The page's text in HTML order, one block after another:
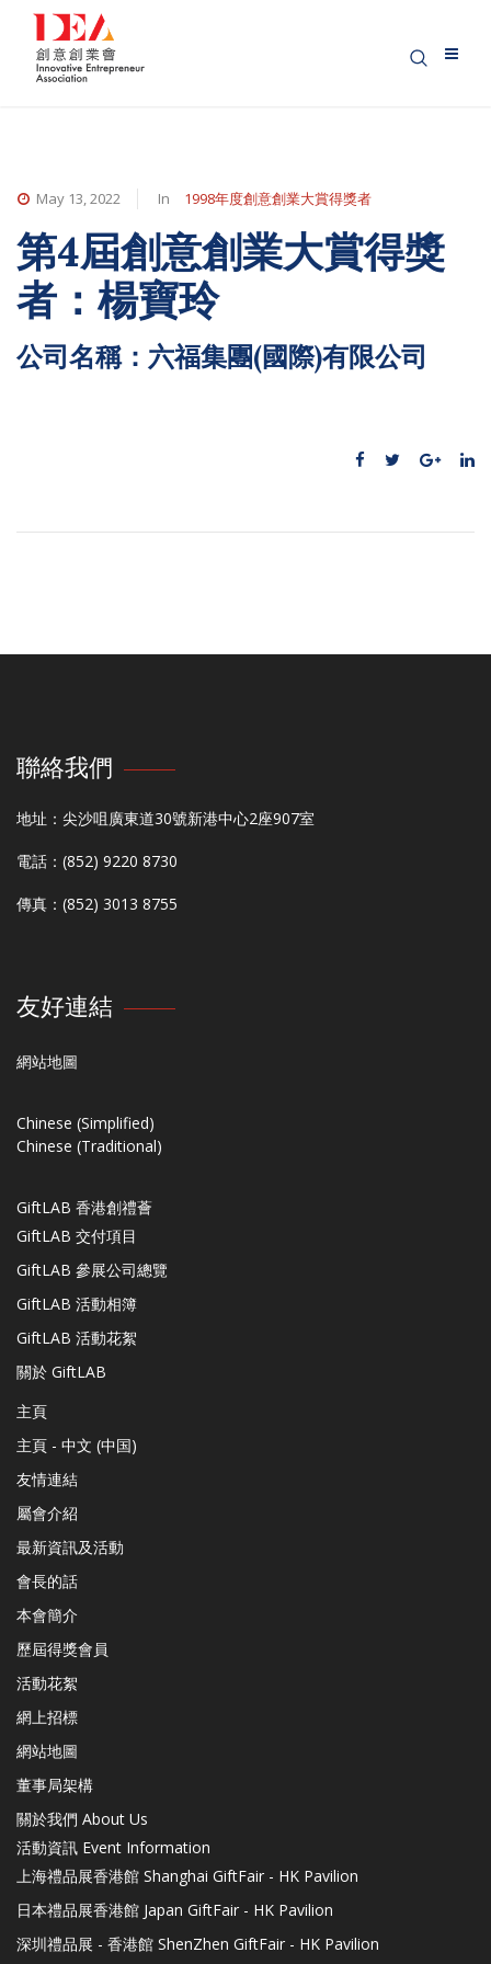
May 13, 2022 In 1998年度創意創業大賞得獎者
第4屆創意創業大賞得獎
者：楊寶玲
公司名稱：六福集團(國際)有限公司
聯絡我們
地址：尖沙咀廣東道30號新港中心2座907室
電話：(852) 9220 8730
傳真：(852) 3013 8755
友好連結
網站地圖
Chinese (Simplified)
Chinese (Traditional)
GiftLAB 香港創禮薈
GiftLAB 交付項目
GiftLAB 參展公司總覽
GiftLAB 活動相簿
GiftLAB 活動花絮
關於 GiftLAB
主頁
主頁 - 中文 (中国)
友情連結
屬會介紹
最新資訊及活動
會長的話
本會簡介
歷屆得獎會員
活動花絮
網上招標
網站地圖
董事局架構
關於我們 About Us
活動資訊 Event Information
上海禮品展香港館 Shanghai GiftFair - HK Pavilion
日本禮品展香港館 Japan GiftFair - HK Pavilion
深圳禮品展 - 香港館 ShenZhen GiftFair - HK Pavilion